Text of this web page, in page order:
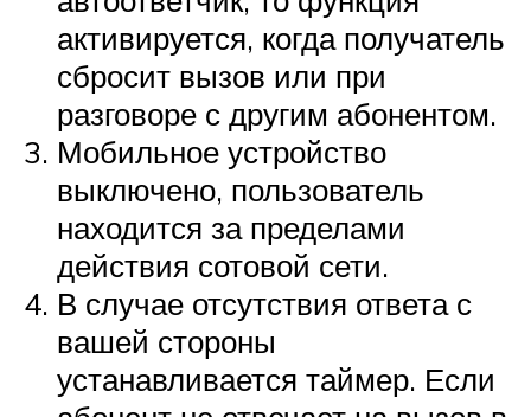
активируется, когда получатель
сбросит вызов или при
разговоре с другим абонентом.
Мобильное устройство
выключено, пользователь
находится за пределами
действия сотовой сети.
В случае отсутствия ответа с
вашей стороны
устанавливается таймер. Если